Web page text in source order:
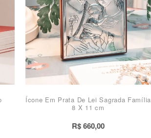
Ícone Em Prata De Lei Sagrada Família
8 X 11 cm
R$ 660,00